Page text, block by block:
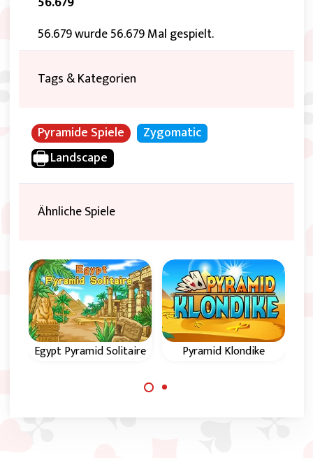
56.679 wurde 56.679 Mal gespielt.
Tags & Kategorien
Pyramide Spiele
Zygomatic
Landscape
Ähnliche Spiele
Egypt Pyramid Solitaire
Alten Ägypten.
Pyramid Klondike